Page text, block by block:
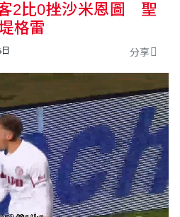
入鍵開始搜尋
2比0挫沙米恩圖 聖
格雷
分享